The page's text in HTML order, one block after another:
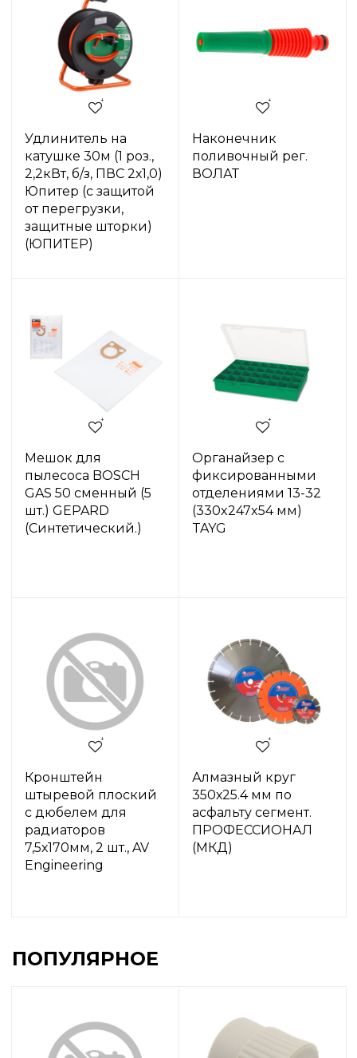
Удлинитель на
катушке 30м (1 роз.,
2,2кВт, б/з, ПВС 2х1,0)
Юпитер (с защитой
от перегрузки,
защитные шторки)
(ЮПИТЕР)
Наконечник
поливочный рег.
ВОЛАТ
Мешок для
пылесоса BOSCH
GAS 50 сменный (5
шт.) GEPARD
(Синтетический.)
Органайзер с
фиксированными
отделениями 13-32
(330x247x54 мм)
TAYG
Кронштейн
штыревой плоский
с дюбелем для
радиаторов
7,5х170мм, 2 шт., AV
Engineering
Алмазный круг
350х25.4 мм по
асфальту сегмент.
ПРОФЕССИОНАЛ
(МКД)
ПОПУЛЯРНОЕ